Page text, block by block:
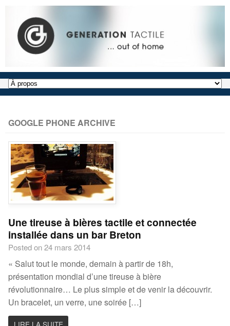
GOOGLE PHONE ARCHIVE
Une tireuse à bières tactile et connectée
installée dans un bar Breton
Posted on 24 mars 2014
« Salut tout le monde, demain à partir de 18h,
présentation mondial d’une tireuse à bière
révolutionnaire… Le plus simple et de venir la découvrir.
Un bracelet, un verre, une soirée […]